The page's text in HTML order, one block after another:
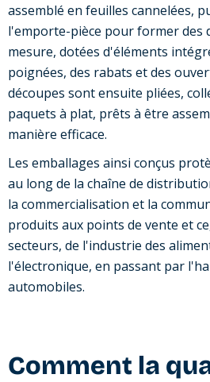
assemblé en feuilles cannelées,
l'emporte-pièce pour former des
mesure, dotées d'éléments
poignées, des rabats et des
découpes sont ensuite pliées,
paquets à plat, prêts à être
manière efficace.
Les emballages ainsi conçus
au long de la chaîne de
la commercialisation et la
produits aux points de vente et
secteurs, de l'industrie des
l'électronique, en passant par
automobiles.
Comment la